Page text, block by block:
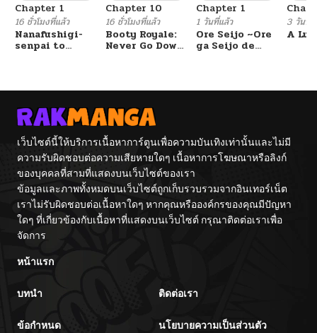
Chapter 1
16 ชั่วโมงที่แล้ว
Nanafushigi-
senpai to
Chapter 10
16 ชั่วโมงที่แล้ว
Booty Royale:
Never Go Down
Chapter 1
1 วันที่แล้ว
Ore Seijo ~Ore
ga Seijo de
Game Kanzen
3 วันที่
A
เว็บไซต์นี้ให้บริการเนื้อหาการ์ตูนเพื่อความบันเทิงเท่านั้นและไม่มี
ความรับผิดชอบต่อความเสียหายใดๆ เนื้อหาการโฆษณาหรือลิงก์
ของบุคคลที่สามที่แสดงบนเว็บไซต์ของเรา
ข้อมูลและภาพทั้งหมดบนเว็บไซต์ถูกเก็บรวบรวมจากอินเทอร์เน็ต
เราไม่รับผิดชอบต่อเนื้อหาใดๆ หากคุณหรือองค์กรของคุณมีปัญหา
ใดๆ ที่เกี่ยวข้องกับเนื้อหาที่แสดงบนเว็บไซต์ กรุณาติดต่อเราเพื่อ
จัดการ
หน้าแรก
บทนำ ติดต่อเรา
ข้อกำหนด นโยบายความเป็นส่วนตัว